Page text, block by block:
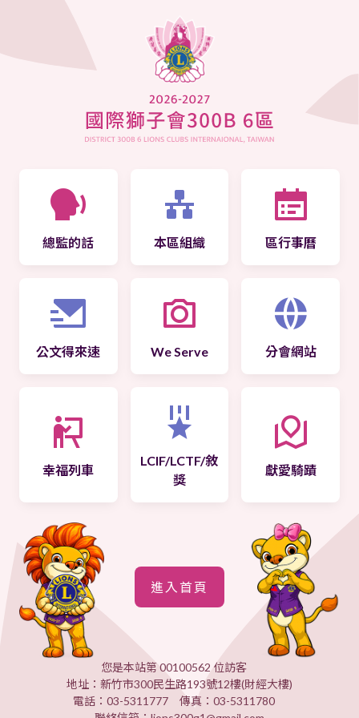
總監的話 本區組織 區行事曆
公文得來速 We Serve 分會網站
幸福列車
LCIF/LCTF/敘
獎
獻愛騎蹟
進入首頁
您是本站第 00100562 位訪客
地址：新竹市300民生路193號12樓(財經大樓)
電話：03-5311777 傳真：03-5311780